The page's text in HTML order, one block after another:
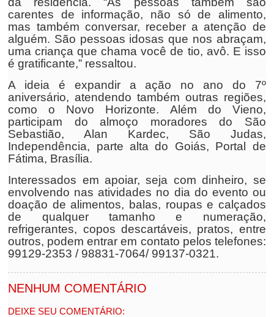
carentes de informação, não só de alimento,
mas também conversar, receber a atenção de
alguém. São pessoas idosas que nos abraçam,
uma criança que chama você de tio, avô. E isso
é gratificante,” ressaltou.
A ideia é expandir a ação no ano do 7º
aniversário, atendendo também outras regiões,
como o Novo Horizonte. Além do Vieno,
participam do almoço moradores do São
Sebastião, Alan Kardec, São Judas,
Independência, parte alta do Goiás, Portal de
Fátima, Brasília.
Interessados em apoiar, seja com dinheiro, se
envolvendo nas atividades no dia do evento ou
doação de alimentos, balas, roupas e calçados
de qualquer tamanho e numeração,
refrigerantes, copos descartáveis, pratos, entre
outros, podem entrar em contato pelos telefones:
99129-2353 / 98831-7064/ 99137-0321.
NENHUM COMENTÁRIO
DEIXE SEU COMENTÁRIO: